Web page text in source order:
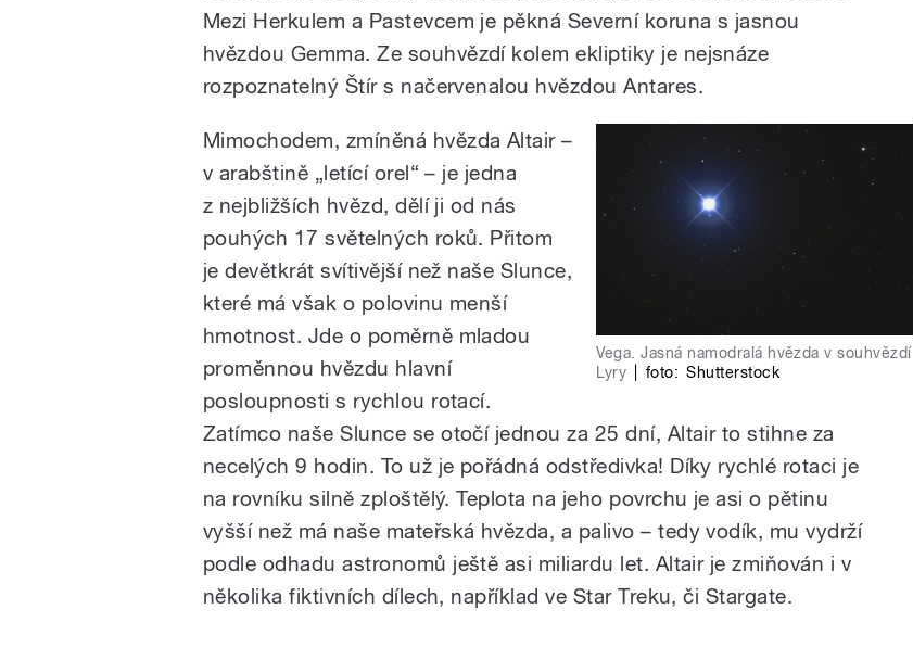
Mezi Herkulem a Pastevcem je pěkná Severní koruna s jasnou
hvězdou Gemma. Ze souhvězdí kolem ekliptiky je nejsnáze
rozpoznatelný Štír s načervenalou hvězdou Antares.
Vega. Jasná namodralá hvězda v souhvězdí
Lyry
foto: Shutterstock
Mimochodem, zmíněná hvězda Altair –
v arabštině „letící orel“ – je jedna
z nejbližších hvězd, dělí ji od nás
pouhých 17 světelných roků. Přitom
je devětkrát svítivější než naše Slunce,
které má však o polovinu menší
hmotnost. Jde o poměrně mladou
proměnnou hvězdu hlavní
posloupnosti s rychlou rotací.
Zatímco naše Slunce se otočí jednou za 25 dní, Altair to stihne za
necelých 9 hodin. To už je pořádná odstředivka! Díky rychlé rotaci je
na rovníku silně zploštělý. Teplota na jeho povrchu je asi o pětinu
vyšší než má naše mateřská hvězda, a palivo – tedy vodík, mu vydrží
podle odhadu astronomů ještě asi miliardu let. Altair je zmiňován i v
několika fiktivních dílech, například ve Star Treku, či Stargate.